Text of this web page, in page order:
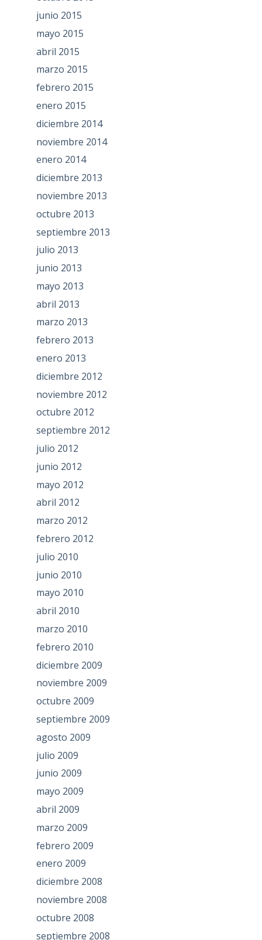
junio 2015
mayo 2015
abril 2015
marzo 2015
febrero 2015
enero 2015
diciembre 2014
noviembre 2014
enero 2014
diciembre 2013
noviembre 2013
octubre 2013
septiembre 2013
julio 2013
junio 2013
mayo 2013
abril 2013
marzo 2013
febrero 2013
enero 2013
diciembre 2012
noviembre 2012
octubre 2012
septiembre 2012
julio 2012
junio 2012
mayo 2012
abril 2012
marzo 2012
febrero 2012
julio 2010
junio 2010
mayo 2010
abril 2010
marzo 2010
febrero 2010
diciembre 2009
noviembre 2009
octubre 2009
septiembre 2009
agosto 2009
julio 2009
junio 2009
mayo 2009
abril 2009
marzo 2009
febrero 2009
enero 2009
diciembre 2008
noviembre 2008
octubre 2008
septiembre 2008